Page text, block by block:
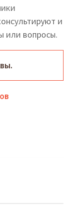
и
или вопросы.